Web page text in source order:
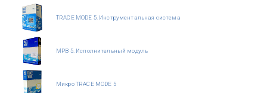
TRACE MODE 5. Инструментальная система
МРВ 5. Исполнительный модуль
Микро TRACE MODE 5